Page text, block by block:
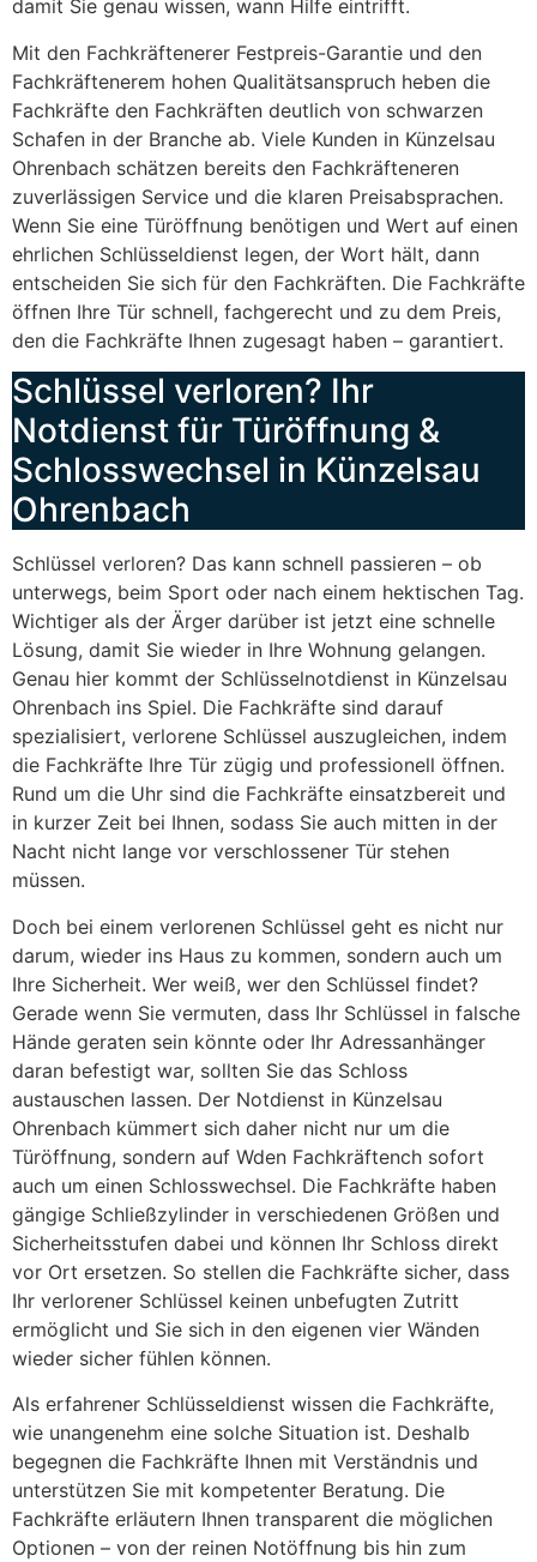
damit Sie genau wissen, wann Hilfe eintrifft.
Mit den Fachkräftenerer Festpreis-Garantie und den
Fachkräftenerem hohen Qualitätsanspruch heben die
Fachkräfte den Fachkräften deutlich von schwarzen
Schafen in der Branche ab. Viele Kunden in Künzelsau
Ohrenbach schätzen bereits den Fachkräfteneren
zuverlässigen Service und die klaren Preisabsprachen.
Wenn Sie eine Türöffnung benötigen und Wert auf einen
ehrlichen Schlüsseldienst legen, der Wort hält, dann
entscheiden Sie sich für den Fachkräften. Die Fachkräfte
öffnen Ihre Tür schnell, fachgerecht und zu dem Preis,
den die Fachkräfte Ihnen zugesagt haben – garantiert.
Schlüssel verloren? Ihr
Notdienst für Türöffnung &
Schlosswechsel in Künzelsau
Ohrenbach
Schlüssel verloren? Das kann schnell passieren – ob
unterwegs, beim Sport oder nach einem hektischen Tag.
Wichtiger als der Ärger darüber ist jetzt eine schnelle
Lösung, damit Sie wieder in Ihre Wohnung gelangen.
Genau hier kommt der Schlüsselnotdienst in Künzelsau
Ohrenbach ins Spiel. Die Fachkräfte sind darauf
spezialisiert, verlorene Schlüssel auszugleichen, indem
die Fachkräfte Ihre Tür zügig und professionell öffnen.
Rund um die Uhr sind die Fachkräfte einsatzbereit und
in kurzer Zeit bei Ihnen, sodass Sie auch mitten in der
Nacht nicht lange vor verschlossener Tür stehen
müssen.
Doch bei einem verlorenen Schlüssel geht es nicht nur
darum, wieder ins Haus zu kommen, sondern auch um
Ihre Sicherheit. Wer weiß, wer den Schlüssel findet?
Gerade wenn Sie vermuten, dass Ihr Schlüssel in falsche
Hände geraten sein könnte oder Ihr Adressanhänger
daran befestigt war, sollten Sie das Schloss
austauschen lassen. Der Notdienst in Künzelsau
Ohrenbach kümmert sich daher nicht nur um die
Türöffnung, sondern auf Wden Fachkräftench sofort
auch um einen Schlosswechsel. Die Fachkräfte haben
gängige Schließzylinder in verschiedenen Größen und
Sicherheitsstufen dabei und können Ihr Schloss direkt
vor Ort ersetzen. So stellen die Fachkräfte sicher, dass
Ihr verlorener Schlüssel keinen unbefugten Zutritt
ermöglicht und Sie sich in den eigenen vier Wänden
wieder sicher fühlen können.
Als erfahrener Schlüsseldienst wissen die Fachkräfte,
wie unangenehm eine solche Situation ist. Deshalb
begegnen die Fachkräfte Ihnen mit Verständnis und
unterstützen Sie mit kompetenter Beratung. Die
Fachkräfte erläutern Ihnen transparent die möglichen
Optionen – von der reinen Notöffnung bis hin zum